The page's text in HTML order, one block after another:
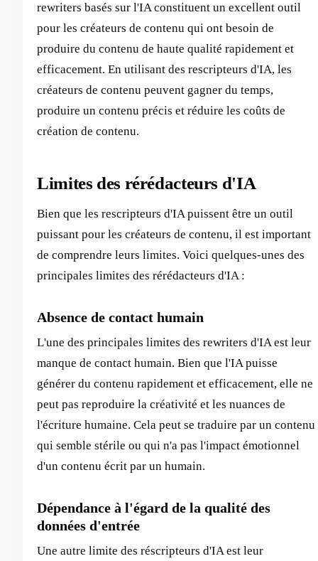
rewriters basés sur l'IA constituent un excellent outil
pour les créateurs de contenu qui ont besoin de
produire du contenu de haute qualité rapidement et
efficacement. En utilisant des rescripteurs d'IA, les
créateurs de contenu peuvent gagner du temps,
produire un contenu précis et réduire les coûts de
création de contenu.
Limites des rérédacteurs d'IA
Bien que les rescripteurs d'IA puissent être un outil
puissant pour les créateurs de contenu, il est important
de comprendre leurs limites. Voici quelques-unes des
principales limites des rérédacteurs d'IA :
Absence de contact humain
L'une des principales limites des rewriters d'IA est leur
manque de contact humain. Bien que l'IA puisse
générer du contenu rapidement et efficacement, elle ne
peut pas reproduire la créativité et les nuances de
l'écriture humaine. Cela peut se traduire par un contenu
qui semble stérile ou qui n'a pas l'impact émotionnel
d'un contenu écrit par un humain.
Dépendance à l'égard de la qualité des
données d'entrée
Une autre limite des réscripteurs d'IA est leur